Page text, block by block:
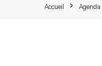
Accueil Agenda